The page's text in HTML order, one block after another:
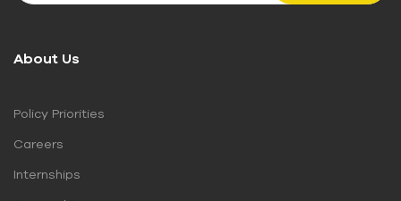
About Us
Policy Priorities
Careers
Internships